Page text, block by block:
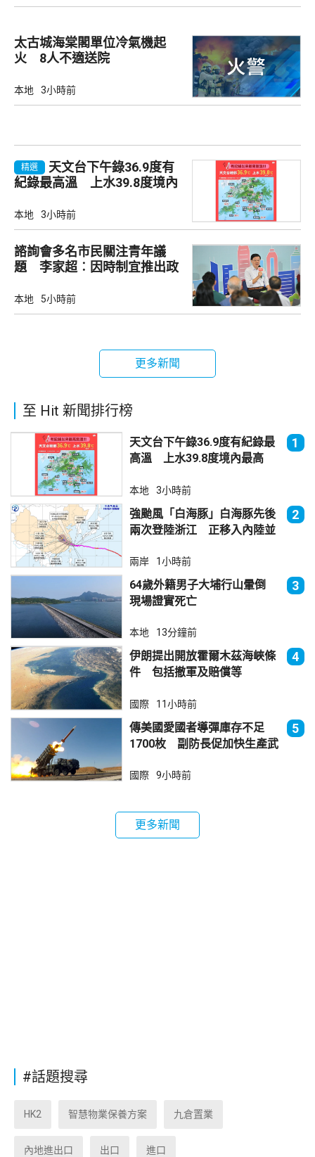
太古城海棠閣單位冷氣機起
火 8人不適送院
本地 3小時前
精選
天文台下午錄36.9度有
紀錄最高溫 上水39.8度境內
本地 3小時前
諮詢會多名市民關注青年議
題 李家超︰因時制宜推出政
本地 5小時前
更多新聞
至 Hit 新聞排行榜
天文台下午錄36.9度有紀錄最
高溫 上水39.8度境內最高
1
本地 3小時前
強颱風「白海豚」白海豚先後
兩次登陸浙江 正移入內陸並
2
兩岸 1小時前
64歲外籍男子大埔行山暈倒
現場證實死亡
3
本地 13分鐘前
伊朗提出開放霍爾木茲海峽條
件 包括撤軍及賠償等
4
國際 11小時前
傳美國愛國者導彈庫存不足
1700枚 副防長促加快生產武
5
國際 9小時前
更多新聞
#話題搜尋
HK2 智慧物業保養方案 九倉置業
內地進出口 出口 進口